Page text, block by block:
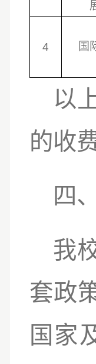
4 国
以
的收
四
我
套政
国家